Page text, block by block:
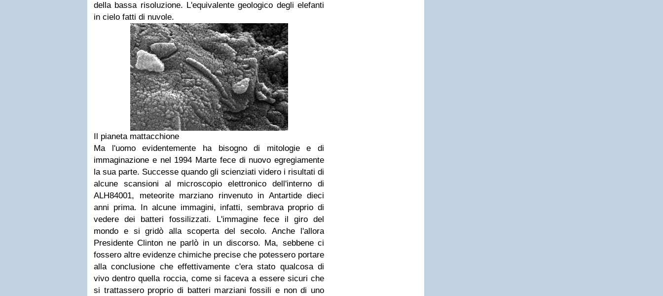
della bassa risoluzione. L'equivalente geologico degli elefanti
in cielo fatti di nuvole.
Il pianeta mattacchione
Ma l'uomo evidentemente ha bisogno di mitologie e di
immaginazione e nel 1994 Marte fece di nuovo egregiamente
la sua parte. Successe quando gli scienziati videro i risultati di
alcune scansioni al microscopio elettronico dell'interno di
ALH84001, meteorite marziano rinvenuto in Antartide dieci
anni prima. In alcune immagini, infatti, sembrava proprio di
vedere dei batteri fossilizzati. L'immagine fece il giro del
mondo e si gridò alla scoperta del secolo. Anche l'allora
Presidente Clinton ne parlò in un discorso. Ma, sebbene ci
fossero altre evidenze chimiche precise che potessero portare
alla conclusione che effettivamente c'era stato qualcosa di
vivo dentro quella roccia, come si faceva a essere sicuri che
si trattassero proprio di batteri marziani fossili e non di uno